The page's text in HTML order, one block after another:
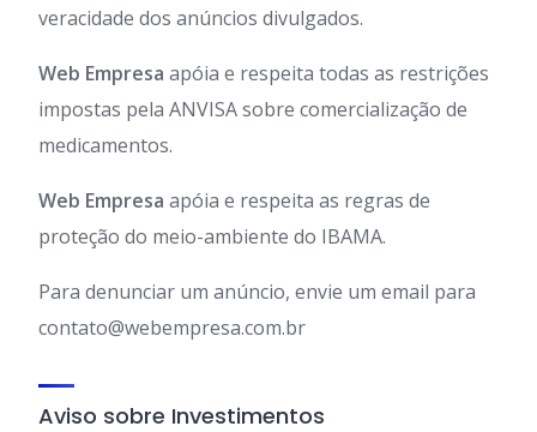
veracidade dos anúncios divulgados.
Web Empresa apóia e respeita todas as restrições
impostas pela ANVISA sobre comercialização de
medicamentos.
Web Empresa apóia e respeita as regras de
proteção do meio-ambiente do IBAMA.
Para denunciar um anúncio, envie um email para
contato@webempresa.com.br
Aviso sobre Investimentos